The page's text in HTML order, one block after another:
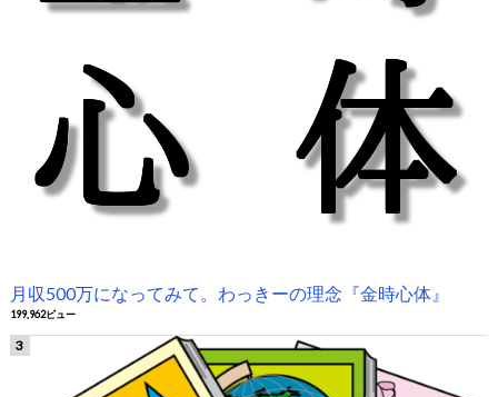
月収500万になってみて。わっきーの理念『金時心体』
199,962ビュー